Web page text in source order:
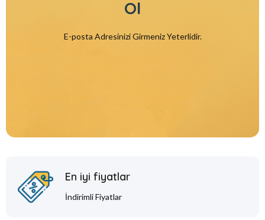
Ol
E-posta Adresinizi Girmeniz Yeterlidir.
En iyi fiyatlar
İndirimli Fiyatlar